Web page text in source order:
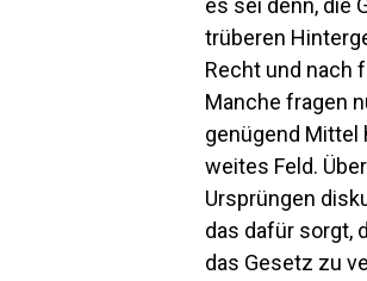
es sei denn, die
trüberen
Recht und nach
Manche fragen
genügend Mittel
weites Feld.
Ursprüngen
das dafür sorgt,
das Gesetz zu